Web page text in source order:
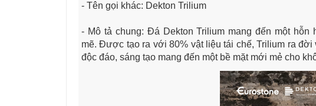
- Tên gọi khác: Dekton Trilium
- Mô tả chung: Đá Dekton Trilium mang đến một
mẽ. Được tạo ra với 80% vật liệu tái chế, Trilium ra
độc đáo, sáng tạo mang đến một bề mặt mới mẻ cho